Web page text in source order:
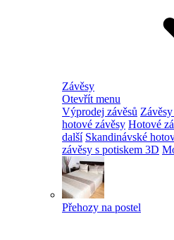
Závěsy
Otevřít menu
Výprodej závěsů
hotové závěsy Hotové
další Skandinávské
závěsy s potiskem 3D
Přehozy na postel